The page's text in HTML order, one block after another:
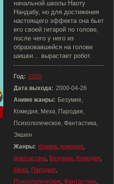
начальной школы Наоту
Нандабу, но для достижения
настоящего эффекта она бьет
его своей гитарой по голове,
после чего у него из
образовавшейся на голове
шишки… вырастает робот.
Год: 2000
Дата выхода: 2000-04-26
Аниме жанры: Безумие,
Комедия, Меха, Пародия,
Психологическое, Фантастика,
Экшен
Жанры: боевик, комедия,
фантастика, Безумие, Комедия,
Меха, Пародия,
Психологическое, Фантастика,